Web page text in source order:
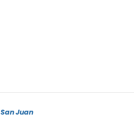
San Juan